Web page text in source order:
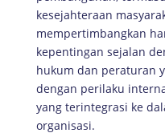
kesejahteraan
mempertimbangkan
kepentingan sejalan
hukum dan peraturan
dengan perilaku
yang terintegrasi ke
organisasi.